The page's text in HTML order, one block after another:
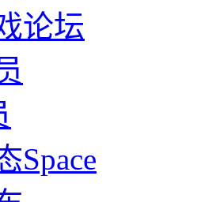
论坛
Space